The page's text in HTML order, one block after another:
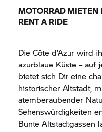
MOTORRAD
RENT A RIDE
Die Côte d’Azur wird
azurblaue Küste – auf
bietet sich Dir eine
historischer Altstadt,
atemberaubender
Sehenswürdigkeiten
Bunte Altstadtgassen